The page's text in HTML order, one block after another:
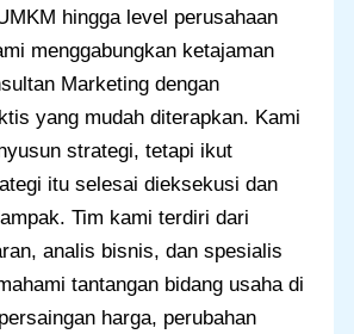
hingga level perusahaan
menggabungkan ketajaman
Marketing dengan
yang mudah diterapkan. Kami
strategi, tetapi ikut
itu selesai dieksekusi dan
Tim kami terdiri dari
analis bisnis, dan spesialis
tantangan bidang usaha di
harga, perubahan